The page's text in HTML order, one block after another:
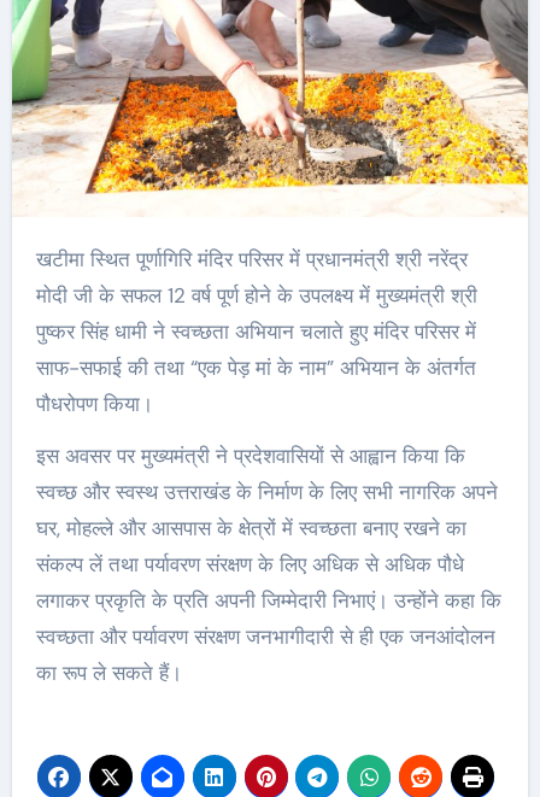
खटीमा स्थित पूर्णागिरि मंदिर परिसर में प्रधानमंत्री श्री नरेंद्र
मोदी जी के सफल 12 वर्ष पूर्ण होने के उपलक्ष्य में मुख्यमंत्री श्री
पुष्कर सिंह धामी ने स्वच्छता अभियान चलाते हुए मंदिर परिसर में
साफ-सफाई की तथा “एक पेड़ मां के नाम” अभियान के अंतर्गत
पौधरोपण किया।
इस अवसर पर मुख्यमंत्री ने प्रदेशवासियों से आह्वान किया कि
स्वच्छ और स्वस्थ उत्तराखंड के निर्माण के लिए सभी नागरिक अपने
घर, मोहल्ले और आसपास के क्षेत्रों में स्वच्छता बनाए रखने का
संकल्प लें तथा पर्यावरण संरक्षण के लिए अधिक से अधिक पौधे
लगाकर प्रकृति के प्रति अपनी जिम्मेदारी निभाएं। उन्होंने कहा कि
स्वच्छता और पर्यावरण संरक्षण जनभागीदारी से ही एक जनआंदोलन
का रूप ले सकते हैं।